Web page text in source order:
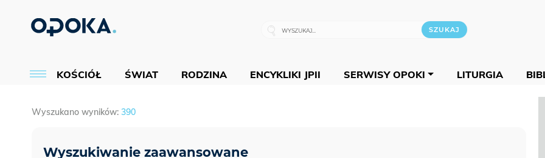
KOŚCIÓŁ ŚWIAT RODZINA ENCYKLIKI JPII SERWISY OPOKI LITURGIA
Wyszukano wyników: 390